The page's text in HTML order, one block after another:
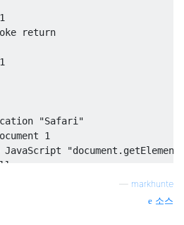
return
"Safari"
1
JavaScript
markhunte
소스